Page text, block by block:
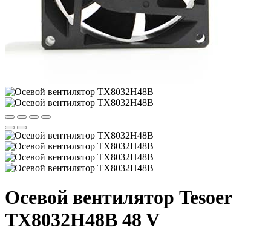
Осевой вентилятор Tesoer
TX8032H48B 48 V